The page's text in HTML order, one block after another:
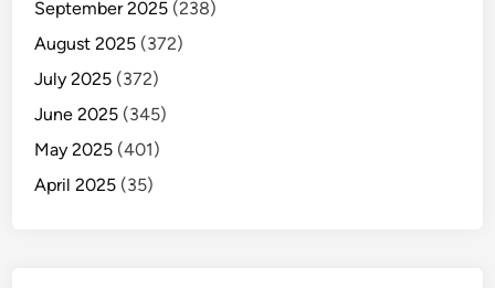
September 2025 (238)
August 2025 (372)
July 2025 (372)
June 2025 (345)
May 2025 (401)
April 2025 (35)